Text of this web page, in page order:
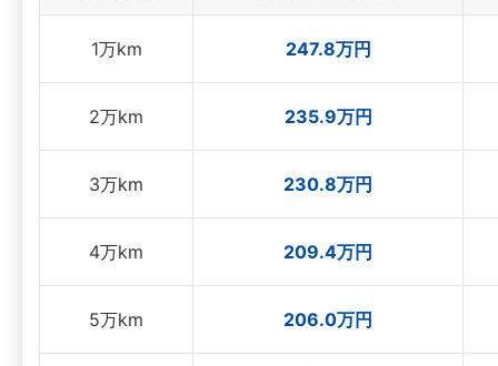
1万km 247.8万円
2万km 235.9万円
3万km 230.8万円
4万km 209.4万円
5万km 206.0万円